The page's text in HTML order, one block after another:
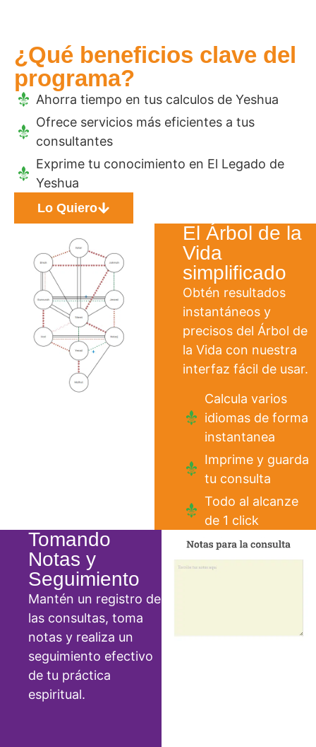
¿Qué beneficios clave del
programa?
Ahorra tiempo en tus calculos de Yeshua
Ofrece servicios más eficientes a tus
consultantes
Exprime tu conocimiento en El Legado de
Yeshua
Lo Quiero
El Árbol de la
Vida
simplificado
Obtén resultados
instantáneos y
precisos del Árbol de
la Vida con nuestra
interfaz fácil de usar.
Calcula varios
idiomas de forma
instantanea
Imprime y guarda
tu consulta
Todo al alcanze
de 1 click
Tomando
Notas y
Seguimiento
Mantén un registro de
las consultas, toma
notas y realiza un
seguimiento efectivo
de tu práctica
espiritual.